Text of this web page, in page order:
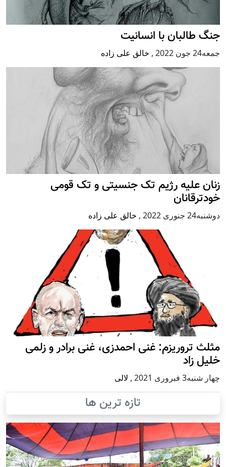
جنگ طالبان با انسانیت
جمعه24 جون 2022 , خالق علی زاده
زنان علیه رژيم تک جنسیتی و تک قومی
خودترقانان
دوشنبه24 جنوری 2022 , خالق علی زاده
مثلث تروریزم: غنی احمدزی، غنی برادر و زلمی
خلیل زاد
چهار شنبه3 فبروری 2021 , لالی
تازه ترین ها